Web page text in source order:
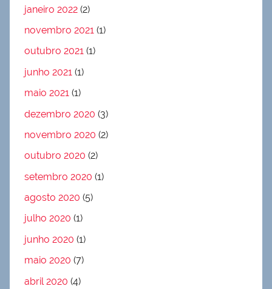
janeiro 2022 (2)
novembro 2021 (1)
outubro 2021 (1)
junho 2021 (1)
maio 2021 (1)
dezembro 2020 (3)
novembro 2020 (2)
outubro 2020 (2)
setembro 2020 (1)
agosto 2020 (5)
julho 2020 (1)
junho 2020 (1)
maio 2020 (7)
abril 2020 (4)